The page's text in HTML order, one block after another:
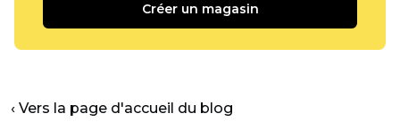
Créer un magasin
‹ Vers la page d'accueil du blog